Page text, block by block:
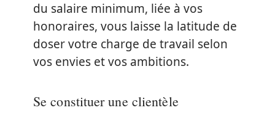
du salaire minimum, liée à vos
honoraires, vous laisse la latitude de
doser votre charge de travail selon
vos envies et vos ambitions.
Se constituer une clientèle